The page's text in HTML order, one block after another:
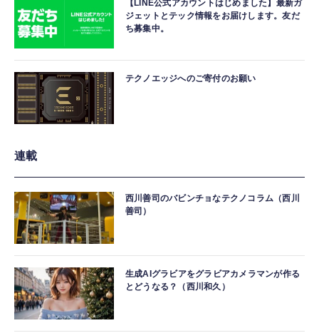
【LINE公式アカウントはじめました】最新ガ
ジェットとテック情報をお届けします。友だ
ち募集中。
テクノエッジへのご寄付のお願い
連載
西川善司のバビンチョなテクノコラム（西川
善司）
生成AIグラビアをグラビアカメラマンが作る
とどうなる？（西川和久）